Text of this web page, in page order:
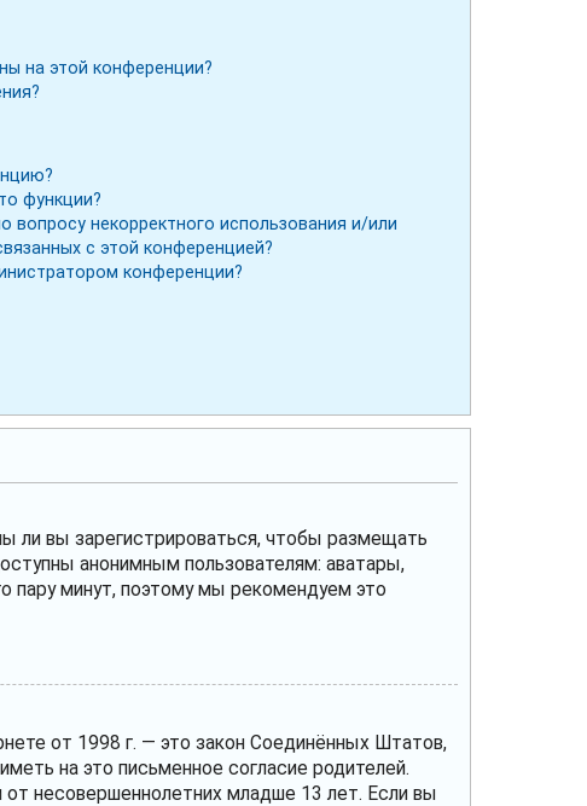
на этой конференции?
функции?
вопросу некорректного использования и/или
с этой конференцией?
конференции?
ли вы зарегистрироваться, чтобы размещать
анонимным пользователям: аватары,
пару минут, поэтому мы рекомендуем это
от 1998 г. — это закон Соединённых Штатов,
на это письменное согласие родителей.
несовершеннолетних младше 13 лет. Если вы